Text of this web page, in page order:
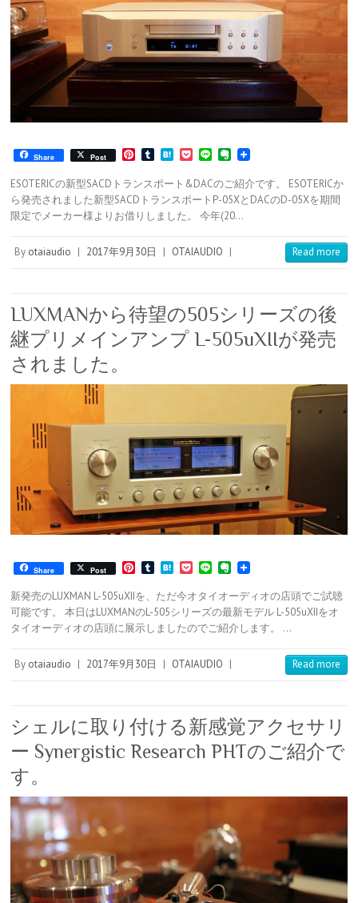
Share Post
P
n
t
e
r
s
t
T
m
b
l
r
H
t
e
n
a
P
c
L
n
e
E
e
r
n
o
ESOTERICの新型SACDトランスポート&DACのご紹介です。 ESOTERICか
ら発売されました新型SACDトランスポートP-05XとDACのD-05Xを期間
限定でメーカー様よりお借りしました。 今年(20…
By otaiaudio | 2017年9月30日 | OTAIAUDIO | Read more
LUXMANから待望の505シリーズの後
継プリメインアンプ L-505uXIIが発売
されました。
Share Post
P
n
t
e
r
s
t
T
m
b
l
r
H
t
e
n
a
P
c
k
t
L
n
e
E
e
r
n
o
新発売のLUXMAN L-505uXIIを、ただ今オタイオーディオの店頭でご試聴
可能です。 本日はLUXMANのL-505シリーズの最新モデル L-505uXIIをオ
タイオーディオの店頭に展示しましたのでご紹介します。 …
By otaiaudio | 2017年9月30日 | OTAIAUDIO | Read more
シェルに取り付ける新感覚アクセサリ
ー Synergistic Research PHTのご紹介で
す。